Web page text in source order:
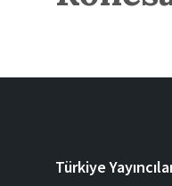
Türkiye